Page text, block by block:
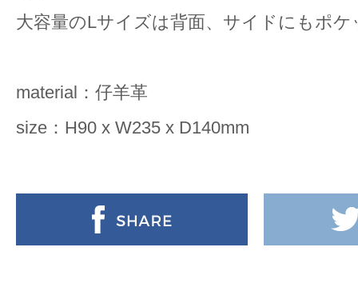
大容量のLサイズは背面、サイドにもポケ
material：仔羊革
size：H90 x W235 x D140mm